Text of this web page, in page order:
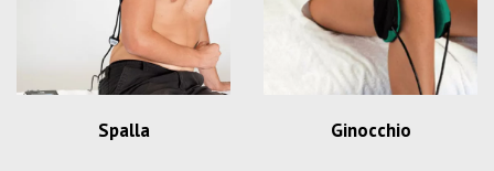
Spalla Ginocchio